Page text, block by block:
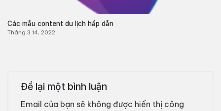
Các mẫu content du lịch hấp dẫn
Tháng 3 14, 2022
Để lại một bình luận
Email của bạn sẽ không được hiển thị công